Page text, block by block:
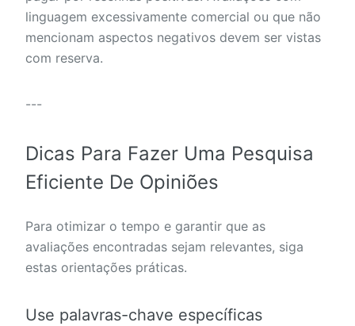
linguagem excessivamente comercial ou que não
mencionam aspectos negativos devem ser vistas
com reserva.
---
Dicas Para Fazer Uma Pesquisa
Eficiente De Opiniões
Para otimizar o tempo e garantir que as
avaliações encontradas sejam relevantes, siga
estas orientações práticas.
Use palavras-chave específicas